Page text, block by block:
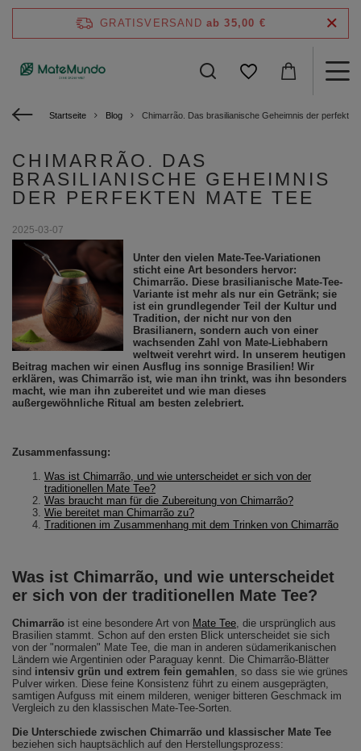
GRATISVERSAND ab 35,00 €
Startseite Blog Chimarrão. Das brasilianische Geheimnis der perfekten
CHIMARRÃO. DAS
BRASILIANISCHE GEHEIMNIS
DER PERFEKTEN MATE TEE
2025-03-07
Unter den vielen Mate-Tee-Variationen
sticht eine Art besonders hervor:
Chimarrão. Diese brasilianische Mate-Tee-
Variante ist mehr als nur ein Getränk; sie
ist ein grundlegender Teil der Kultur und
Tradition, der nicht nur von den
Brasilianern, sondern auch von einer
wachsenden Zahl von Mate-Liebhabern
weltweit verehrt wird. In unserem heutigen
Beitrag machen wir einen Ausflug ins sonnige Brasilien! Wir
erklären, was Chimarrão ist, wie man ihn trinkt, was ihn besonders
macht, wie man ihn zubereitet und wie man dieses
außergewöhnliche Ritual am besten zelebriert.
Zusammenfassung:
Was ist Chimarrão, und wie unterscheidet er sich von der
traditionellen Mate Tee?
Was braucht man für die Zubereitung von Chimarrão?
Wie bereitet man Chimarrão zu?
Traditionen im Zusammenhang mit dem Trinken von Chimarrão
Was ist Chimarrão, und wie unterscheidet
er sich von der traditionellen Mate Tee?
Chimarrão ist eine besondere Art von Mate Tee, die ursprünglich aus
Brasilien stammt. Schon auf den ersten Blick unterscheidet sie sich
von der "normalen" Mate Tee, die man in anderen südamerikanischen
Ländern wie Argentinien oder Paraguay kennt. Die Chimarrão-Blätter
sind intensiv grün und extrem fein gemahlen, so dass sie wie grünes
Pulver wirken. Diese feine Konsistenz führt zu einem ausgeprägten,
samtigen Aufguss mit einem milderen, weniger bitteren Geschmack im
Vergleich zu den klassischen Mate-Tee-Sorten.
Die Unterschiede zwischen Chimarrão und klassischer Mate Tee
beziehen sich hauptsächlich auf den Herstellungsprozess: